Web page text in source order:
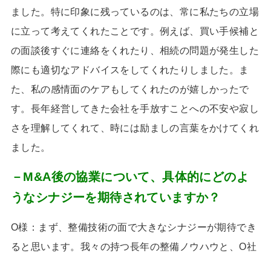
ました。特に印象に残っているのは、常に私たちの立場
に立って考えてくれたことです。例えば、買い手候補と
の面談後すぐに連絡をくれたり、相続の問題が発生した
際にも適切なアドバイスをしてくれたりしました。ま
た、私の感情面のケアもしてくれたのが嬉しかったで
す。長年経営してきた会社を手放すことへの不安や寂し
さを理解してくれて、時には励ましの言葉をかけてくれ
ました。
－M&A後の協業について、具体的にどのよ
うなシナジーを期待されていますか？
O様：まず、整備技術の面で大きなシナジーが期待でき
ると思います。我々の持つ長年の整備ノウハウと、O社